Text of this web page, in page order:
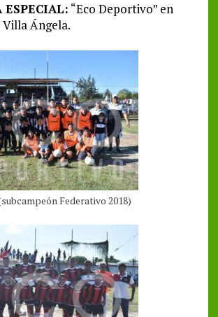
ESPECIAL: “Eco Deportivo” en
Ángela.
Federativo 2018)